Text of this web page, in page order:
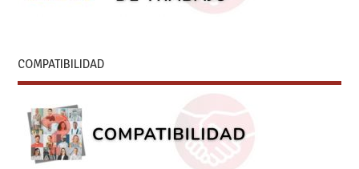
COMPATIBILIDAD